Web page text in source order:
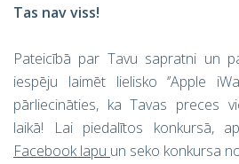
Tas nav viss!
Pateicībā par Tavu sapratni un
iespēju laimēt lielisko ‘’Apple
pārliecināties, ka Tavas preces
laikā! Lai piedalītos konkursā,
Facebook lapu un seko konkursa